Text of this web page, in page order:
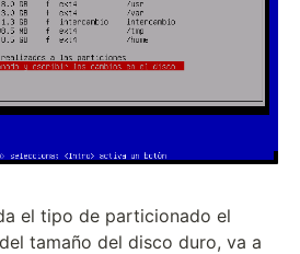
el tipo de particionado el
tamaño del disco duro, va a